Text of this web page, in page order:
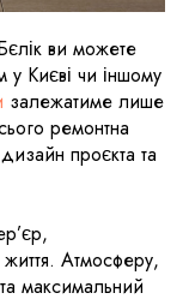
ви можете
у Києві чи іншому
залежатиме лише
ремонтна
проєкта та
Атмосферу,
максимальний